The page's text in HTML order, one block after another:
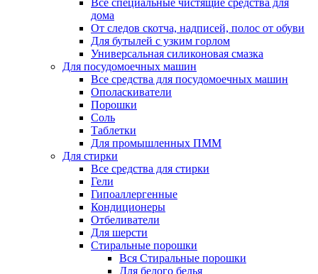
Все специальные чистящие средства для
дома
От следов скотча, надписей, полос от обуви
Для бутылей с узким горлом
Универсальная силиконовая смазка
Для посудомоечных машин
Все средства для посудомоечных машин
Ополаскиватели
Порошки
Соль
Таблетки
Для промышленных ПММ
Для стирки
Все средства для стирки
Гели
Гипоаллергенные
Кондиционеры
Отбеливатели
Для шерсти
Стиральные порошки
Вся Стиральные порошки
Для белого белья